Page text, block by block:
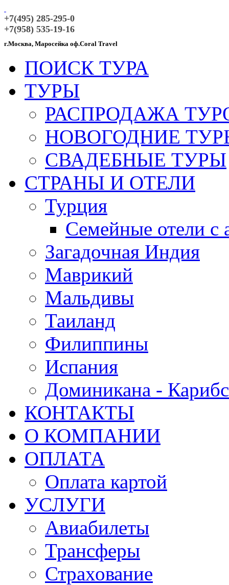
+7(495) 285-295-0
+7(958) 535-19-16
г.Москва, Маросейка оф.Coral Travel
ПОИСК ТУРА
ТУРЫ
РАСПРОДАЖА
НОВОГОДНИЕ
СВАДЕБНЫЕ ТУРЫ
СТРАНЫ И ОТЕЛИ
Турция
Семейные отели с
Загадочная Индия
Маврикий
Мальдивы
Таиланд
Филиппины
Испания
Доминикана -
КОНТАКТЫ
О КОМПАНИИ
ОПЛАТА
Оплата картой
УСЛУГИ
Авиабилеты
Трансферы
Страхование